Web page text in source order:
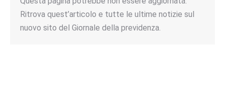
Ritrova quest’articolo e tutte le ultime notizie sul
nuovo sito del Giornale della previdenza.